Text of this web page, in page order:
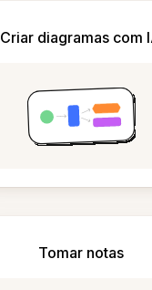
Criar diagramas com
Tomar notas